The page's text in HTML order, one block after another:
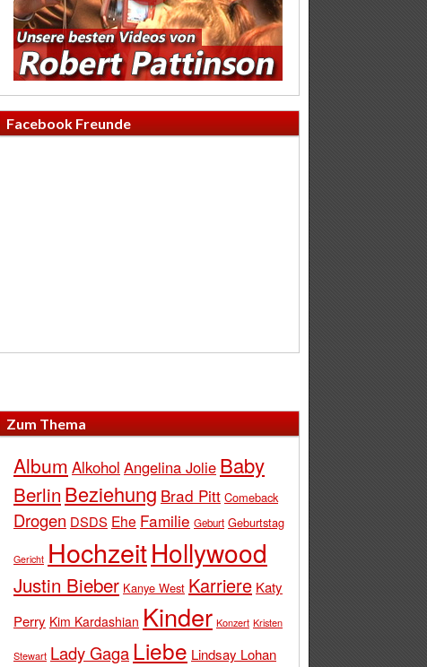
Facebook Freunde
Zum Thema
Album Alkohol Angelina Jolie Baby
Berlin Beziehung Brad Pitt Comeback
Drogen DSDS Ehe Familie Geburt Geburtstag
Gericht HochzeitHollywood
Justin Bieber Kanye West Karriere Katy
Perry Kim Kardashian Kinder Konzert Kristen
Stewart Lady Gaga Liebe Lindsay Lohan